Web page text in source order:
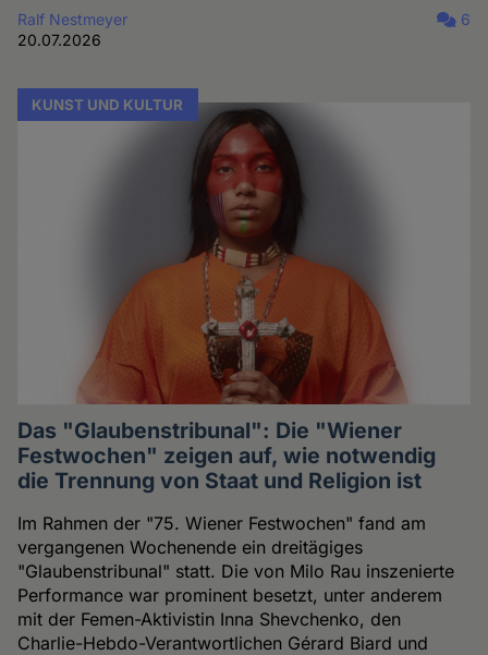
Ralf Nestmeyer
20.07.2026
6
KUNST UND KULTUR
Das "Glaubenstribunal": Die "Wiener
Festwochen" zeigen auf, wie notwendig
die Trennung von Staat und Religion ist
Im Rahmen der "75. Wiener Festwochen" fand am
vergangenen Wochenende ein dreitägiges
"Glaubenstribunal" statt. Die von Milo Rau inszenierte
Performance war prominent besetzt, unter anderem
mit der Femen-Aktivistin Inna Shevchenko, den
Charlie-Hebdo-Verantwortlichen Gérard Biard und